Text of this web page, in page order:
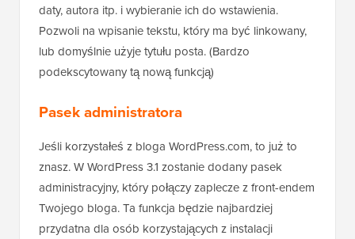
daty, autora itp. i wybieranie ich do wstawienia.
Pozwoli na wpisanie tekstu, który ma być linkowany,
lub domyślnie użyje tytułu posta. (Bardzo
podekscytowany tą nową funkcją)
Pasek administratora
Jeśli korzystałeś z bloga WordPress.com, to już to
znasz. W WordPress 3.1 zostanie dodany pasek
administracyjny, który połączy zaplecze z front-endem
Twojego bloga. Ta funkcja będzie najbardziej
przydatna dla osób korzystających z instalacji